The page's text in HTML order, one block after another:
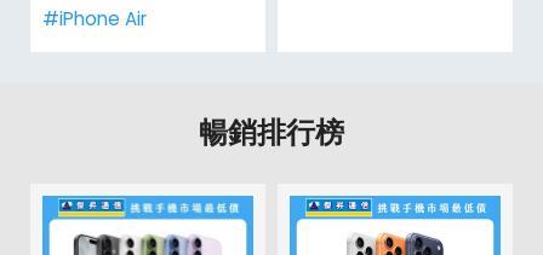
#iPhone Air
暢銷排行榜